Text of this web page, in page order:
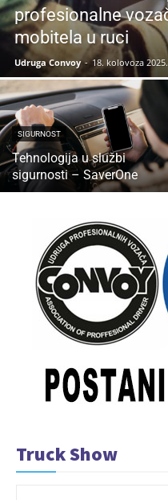
profesionalne
mobitela u ruci
Udruga Convoy - 18. kolovoza 2025.
SIGURNOST
Tehnologija u službi
sigurnosti – SaverOne
Truck Show